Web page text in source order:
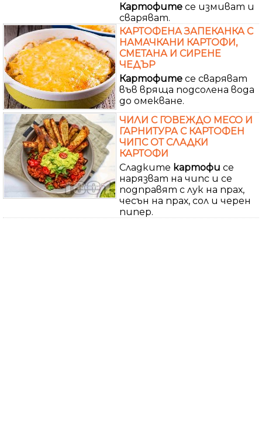
Картофите се измиват и
сваряват.
КАРТОФЕНА ЗАПЕКАНКА С
НАМАЧКАНИ КАРТОФИ,
СМЕТАНА И СИРЕНЕ
ЧЕДЪР
Картофите се сваряват
във вряща подсолена вода
до омекване.
ЧИЛИ С ГОВЕЖДО МЕСО И
ГАРНИТУРА С КАРТОФЕН
ЧИПС ОТ СЛАДКИ
КАРТОФИ
Сладките картофи се
нарязват на чипс и се
подправят с лук на прах,
чесън на прах, сол и черен
пипер.